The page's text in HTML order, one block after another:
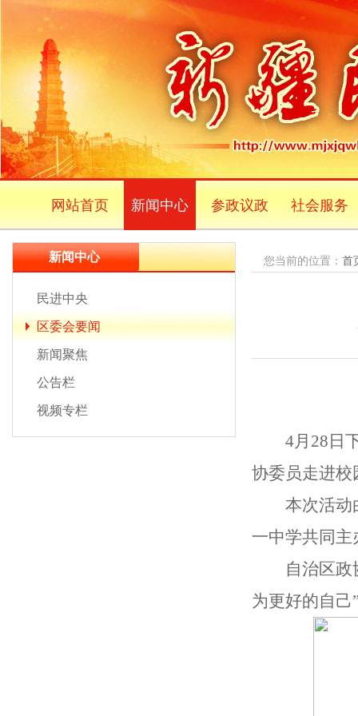
网站首页 新闻中心 参政议政 社会服务
新闻中心
民进中央
区委会要闻
新闻聚焦
公告栏
视频专栏
您当前的位置： 首
4月28日
协委员走进校
本次活动
一中学共同
自治区
为更好的自己